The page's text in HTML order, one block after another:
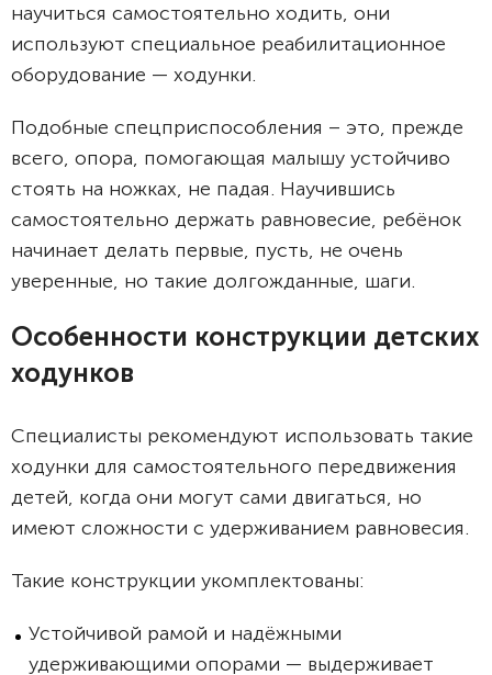
научиться самостоятельно ходить, они
используют специальное реабилитационное
оборудование — ходунки.
Подобные спецприспособления – это, прежде
всего, опора, помогающая малышу устойчиво
стоять на ножках, не падая. Научившись
самостоятельно держать равновесие, ребёнок
начинает делать первые, пусть, не очень
уверенные, но такие долгожданные, шаги.
Особенности конструкции детских
ходунков
Специалисты рекомендуют использовать такие
ходунки для самостоятельного передвижения
детей, когда они могут сами двигаться, но
имеют сложности с удерживанием равновесия.
Такие конструкции укомплектованы:
Устойчивой рамой и надёжными
удерживающими опорами — выдерживает